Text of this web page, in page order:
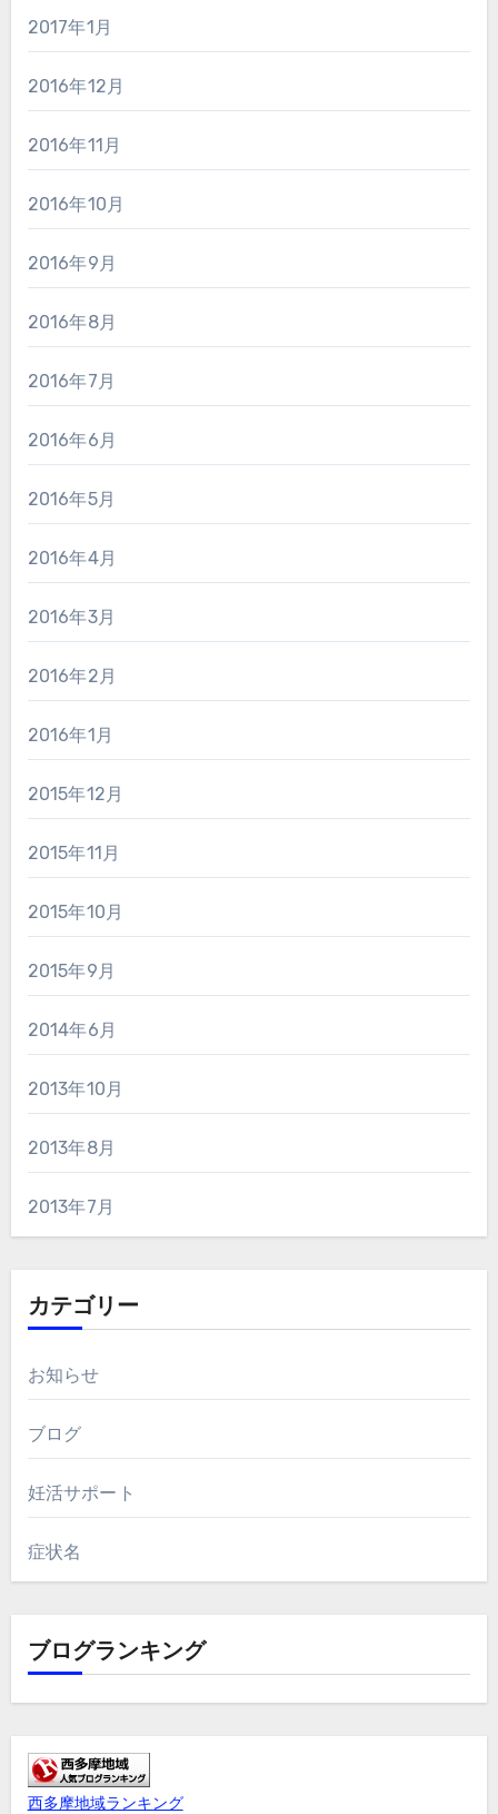
2017年1月
2016年12月
2016年11月
2016年10月
2016年9月
2016年8月
2016年7月
2016年6月
2016年5月
2016年4月
2016年3月
2016年2月
2016年1月
2015年12月
2015年11月
2015年10月
2015年9月
2014年6月
2013年10月
2013年8月
2013年7月
カテゴリー
お知らせ
ブログ
妊活サポート
症状名
ブログランキング
西多摩地域ランキング